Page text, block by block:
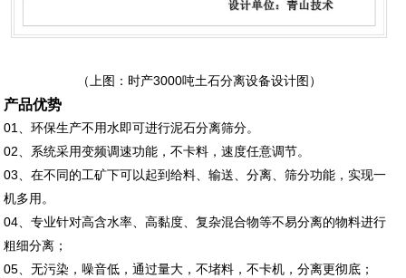
（上图：时产3000吨土石分离设备设计图）
产品优势
01、环保生产不用水即可进行泥石分离筛分。
02、系统采用变频调速功能，不卡料，速度任意调节。
03、在不同的工矿下可以起到给料、输送、分离、筛分功能，实现一
机多用。
04、专业针对高含水率、高黏度、复杂混合物等不易分离的物料进行
粗细分离；
05、无污染，噪音低，通过量大，不堵料，不卡机，分离更彻底；